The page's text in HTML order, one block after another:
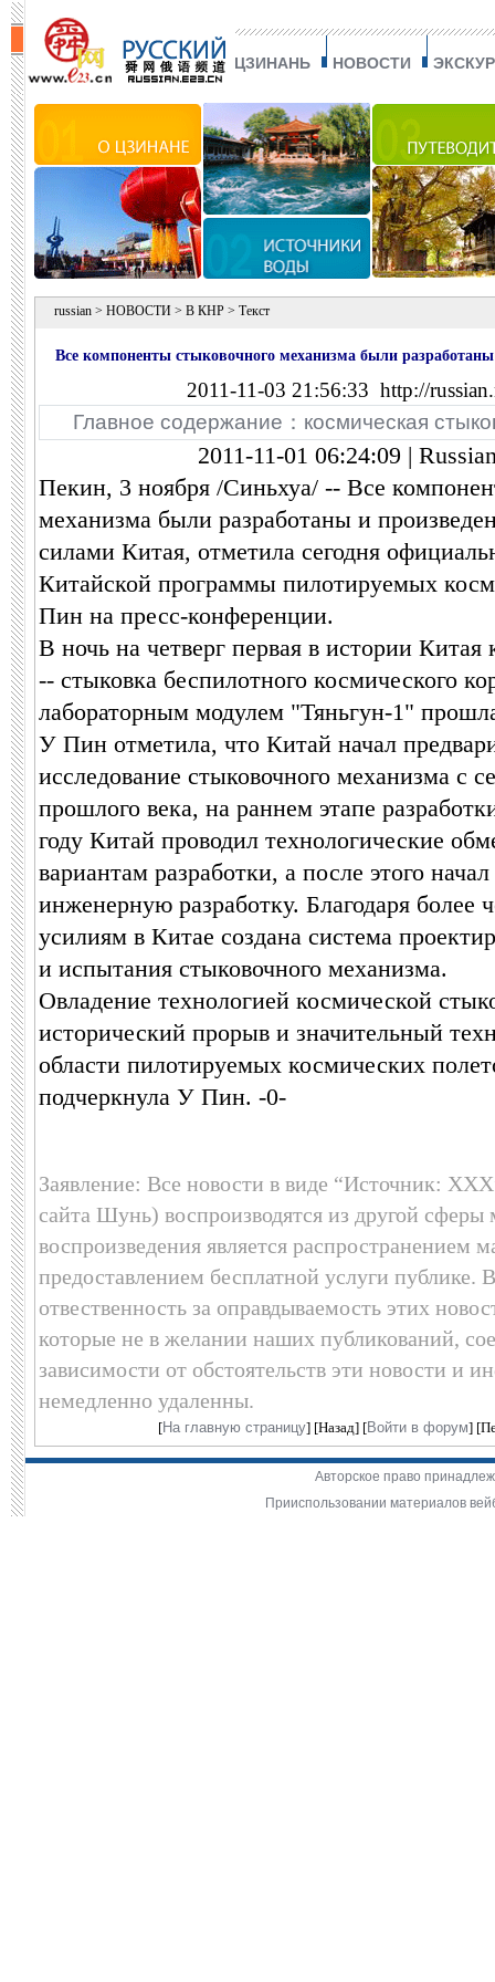
ЦЗИНАНЬ НОВОСТИ
russian > НОВОСТИ > В КНР > Текст
Все компоненты стыковочного механизма были
силами Китая -- У Пин
2011-11-03 21:56:33 http://
Главное содержание： космическая
2011-11-01 06:24:09 |
Пекин, 3 ноября /Синьхуа/ -- Все
механизма были разработаны и
силами Китая, отметила сегодня
Китайской программы пилотируемых
Пин на пресс-конференции.
В ночь на четверг первая в истории Китая
-- стыковка беспилотного космического
лабораторным модулем "Тяньгун-1"
У Пин отметила, что Китай начал
исследование стыковочного механизма с
прошлого века, на раннем этапе
году Китай проводил технологические
вариантам разработки, а после этого
инженерную разработку. Благодаря более
усилиям в Китае создана система
и испытания стыковочного механизма.
Овладение технологией космической
исторический прорыв и значительный
области пилотируемых космических
подчеркнула У Пин. -0-
Заявление: Все новости в виде “Источник:
сайта Шунь) воспроизводятся из другой сферы
воспроизведения является распространением
предоставлением бесплатной услуги публике.
отвественность за оправдываемость этих
которые не в желании наших публикований,
зависимости от обстоятельств эти новости и
немедленно удаленны.
[На главную страницу] [Назад] [Войти в форум] [
Авторское право
Прииспользовании материалов